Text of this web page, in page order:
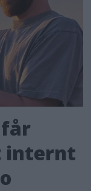
får
internt